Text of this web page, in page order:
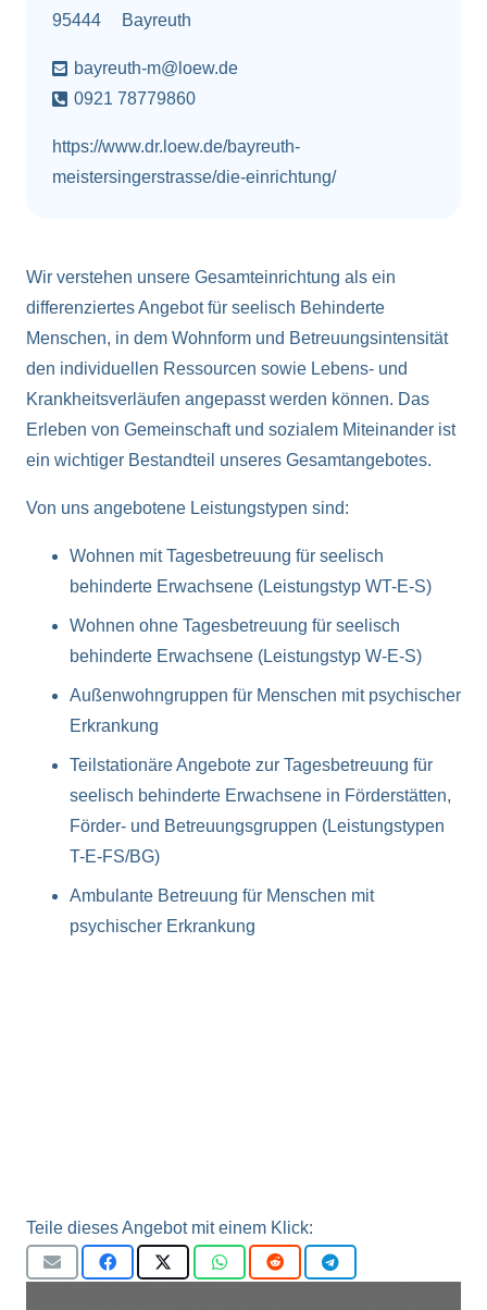
95444
Bayreuth
bayreuth-m@loew.de
0921 78779860
https://www.dr.loew.de/bayreuth-
meistersingerstrasse/die-einrichtung/
Wir verstehen unsere Gesamteinrichtung als ein
differenziertes Angebot für seelisch Behinderte
Menschen, in dem Wohnform und Betreuungsintensität
den individuellen Ressourcen sowie Lebens- und
Krankheitsverläufen angepasst werden können. Das
Erleben von Gemeinschaft und sozialem Miteinander ist
ein wichtiger Bestandteil unseres Gesamtangebotes.
Von uns angebotene Leistungstypen sind:
Wohnen mit Tagesbetreuung für seelisch
behinderte Erwachsene (Leistungstyp WT-E-S)
Wohnen ohne Tagesbetreuung für seelisch
behinderte Erwachsene (Leistungstyp W-E-S)
Außenwohngruppen für Menschen mit psychischer
Erkrankung
Teilstationäre Angebote zur Tagesbetreuung für
seelisch behinderte Erwachsene in Förderstätten,
Förder- und Betreuungsgruppen (Leistungstypen
T-E-FS/BG)
Ambulante Betreuung für Menschen mit
psychischer Erkrankung
Teile dieses Angebot mit einem Klick: